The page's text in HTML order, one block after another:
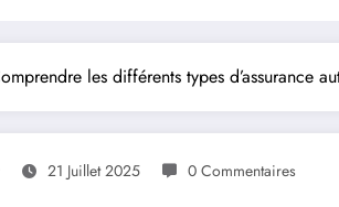
les différents types d’assurance
21 Juillet 2025 0 Commentaires